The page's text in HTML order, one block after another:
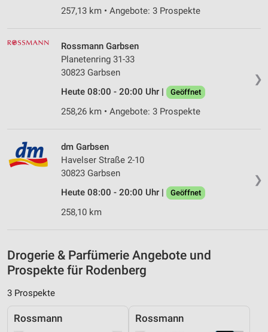
257,13 km • Angebote: 3 Prospekte
❯
Rossmann Garbsen
Planetenring 31-33
30823 Garbsen
Heute 08:00 - 20:00 Uhr |
Geöffnet
258,26 km • Angebote: 3 Prospekte
❯
dm Garbsen
Havelser Straße 2-10
30823 Garbsen
Heute 08:00 - 20:00 Uhr |
Geöffnet
258,10 km
Drogerie & Parfümerie Angebote und
Prospekte für Rodenberg
3 Prospekte
Rossmann Rossmann
von Inhalten
Verwendung von Profilen zur Auswahl
personalisierter Inhalte
Messung der Werbeleistung
Analyse von Zielgruppen durch Statistiken oder
Kombinationen von Daten aus verschiedenen
Quellen
Entwicklung und Verbesserung der Angebote
Verwendung reduzierter Daten zur Auswahl von
Verwendung genauer Standortdaten
Geräte anhand von aktiv angeforderten
Informationen identifizieren
Nicht-IAB-Verarbeitungszwecke: